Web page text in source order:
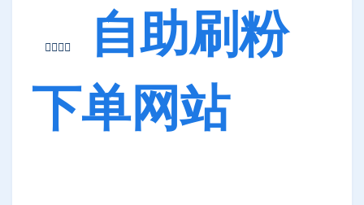
👉🏼👉🏼
自助刷粉
下单网站